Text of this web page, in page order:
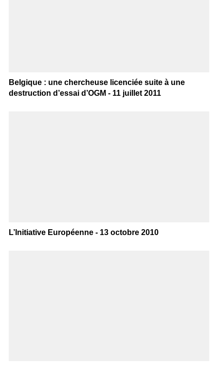
Belgique : une chercheuse licenciée suite à une
destruction d’essai d’OGM - 11 juillet 2011
L’Initiative Européenne - 13 octobre 2010